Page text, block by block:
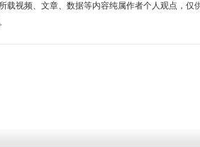
载视频、文章、数据等内容纯属作者个人观点，仅